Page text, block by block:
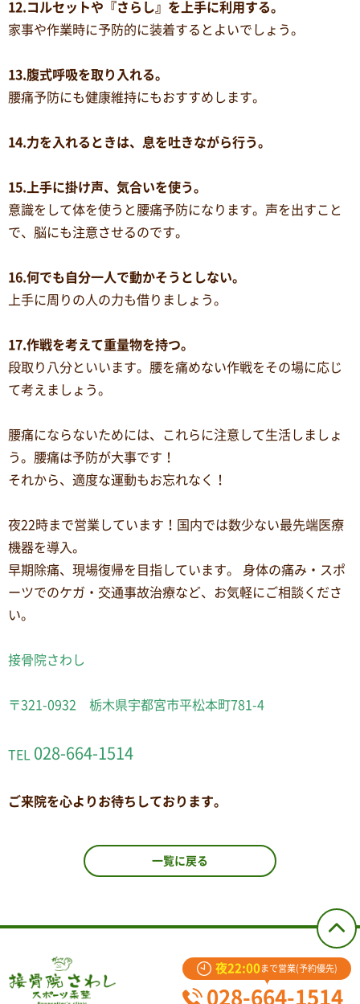
12.コルセットや『さらし』を上手に利用する。
家事や作業時に予防的に装着するとよいでしょう。
13.腹式呼吸を取り入れる。
腰痛予防にも健康維持にもおすすめします。
14.力を入れるときは、息を吐きながら行う。
15.上手に掛け声、気合いを使う。
意識をして体を使うと腰痛予防になります。声を出すこと
で、脳にも注意させるのです。
16.何でも自分一人で動かそうとしない。
上手に周りの人の力も借りましょう。
17.作戦を考えて重量物を持つ。
段取り八分といいます。腰を痛めない作戦をその場に応じ
て考えましょう。
腰痛にならないためには、これらに注意して生活しましょ
う。腰痛は予防が大事です！
それから、適度な運動もお忘れなく！
夜22時まで営業しています！国内では数少ない最先端医療
機器を導入。
早期除痛、現場復帰を目指しています。 身体の痛み・スポ
ーツでのケガ・交通事故治療など、お気軽にご相談くださ
い。
接骨院さわし
〒321-0932 栃木県宇都宮市平松本町781-4
TEL 028-664-1514
ご来院を心よりお待ちしております。
一覧に戻る
夜22:00 まで営業(予約優先)
028-664-1514